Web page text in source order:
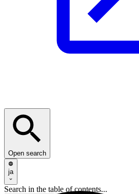
Open search
ja
Search in the table of contents...